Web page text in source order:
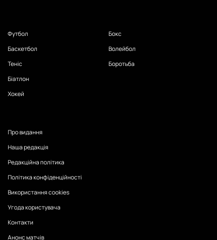
Футбол
Баскетбол
Теніс
Біатлон
Хокей
Бокс
Волейбол
Боротьба
Про видання
Наша редакція
Редакційна політика
Політика конфіденційності
Використання cookies
Угода користувача
Контакти
Анонс матчів